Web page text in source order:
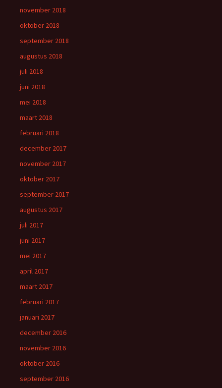
november 2018
oktober 2018
september 2018
augustus 2018
juli 2018
juni 2018
mei 2018
maart 2018
februari 2018
december 2017
november 2017
oktober 2017
september 2017
augustus 2017
juli 2017
juni 2017
mei 2017
april 2017
maart 2017
februari 2017
januari 2017
december 2016
november 2016
oktober 2016
september 2016